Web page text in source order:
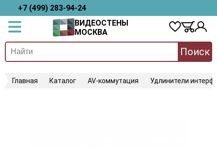
+7 (499) 283-94-24
ВИДЕОСТЕНЫ
МОСКВА
Поиск
Главная Каталог AV-коммутация Удлинители